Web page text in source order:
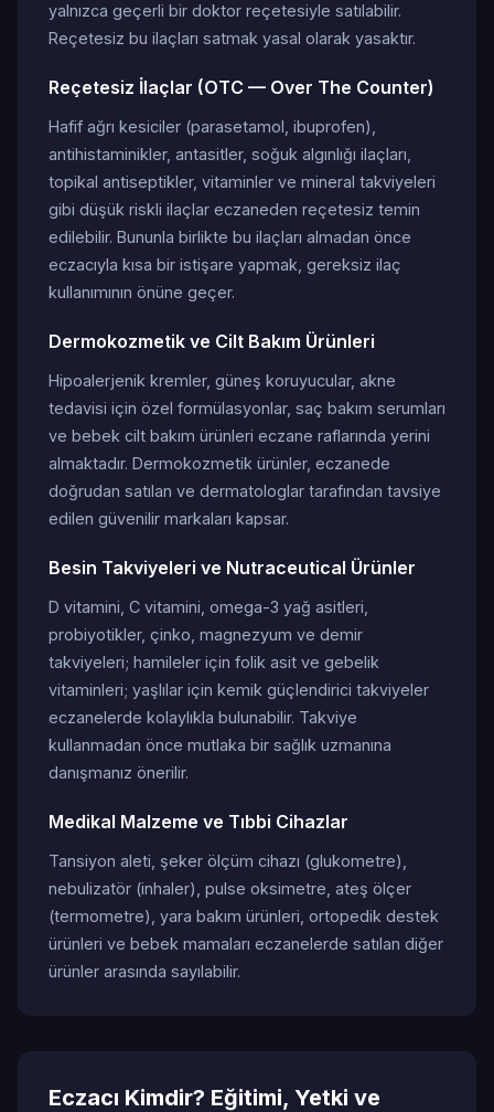
yalnızca geçerli bir doktor reçetesiyle satılabilir.
Reçetesiz bu ilaçları satmak yasal olarak yasaktır.
Reçetesiz İlaçlar (OTC — Over The Counter)
Hafif ağrı kesiciler (parasetamol, ibuprofen),
antihistaminikler, antasitler, soğuk algınlığı ilaçları,
topikal antiseptikler, vitaminler ve mineral takviyeleri
gibi düşük riskli ilaçlar eczaneden reçetesiz temin
edilebilir. Bununla birlikte bu ilaçları almadan önce
eczacıyla kısa bir istişare yapmak, gereksiz ilaç
kullanımının önüne geçer.
Dermokozmetik ve Cilt Bakım Ürünleri
Hipoalerjenik kremler, güneş koruyucular, akne
tedavisi için özel formülasyonlar, saç bakım serumları
ve bebek cilt bakım ürünleri eczane raflarında yerini
almaktadır. Dermokozmetik ürünler, eczanede
doğrudan satılan ve dermatologlar tarafından tavsiye
edilen güvenilir markaları kapsar.
Besin Takviyeleri ve Nutraceutical Ürünler
D vitamini, C vitamini, omega-3 yağ asitleri,
probiyotikler, çinko, magnezyum ve demir
takviyeleri; hamileler için folik asit ve gebelik
vitaminleri; yaşlılar için kemik güçlendirici takviyeler
eczanelerde kolaylıkla bulunabilir. Takviye
kullanmadan önce mutlaka bir sağlık uzmanına
danışmanız önerilir.
Medikal Malzeme ve Tıbbi Cihazlar
Tansiyon aleti, şeker ölçüm cihazı (glukometre),
nebulizatör (inhaler), pulse oksimetre, ateş ölçer
(termometre), yara bakım ürünleri, ortopedik destek
ürünleri ve bebek mamaları eczanelerde satılan diğer
ürünler arasında sayılabilir.
Eczacı Kimdir? Eğitimi, Yetki ve